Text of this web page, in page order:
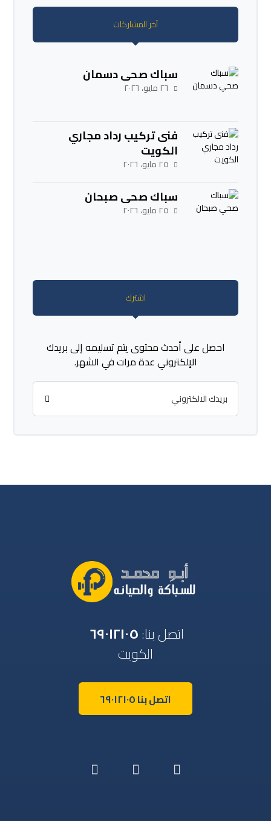
آخر المشاركات
سباك صحي دسمان
٢٦ مايو، ٢٠٢٦
فنى تركيب رداد مجاري
الكويت
٢٥ مايو، ٢٠٢٦
سباك صحي صبحان
٢٥ مايو، ٢٠٢٦
اشترك
احصل على أحدث محتوى يتم تسليمه إلى بريدك
الإلكتروني عدة مرات في الشهر.
اتصل بنا:٦٩٠١٢١٠٥
الكويت
اتصل بنا ٦٩٠١٢١٠٥